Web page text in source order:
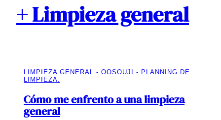
+ Limpieza general
LIMPIEZA GENERAL OOSOUJI
PLANNING DE
LIMPIEZA.
Cómo me enfrento a una limpieza
general